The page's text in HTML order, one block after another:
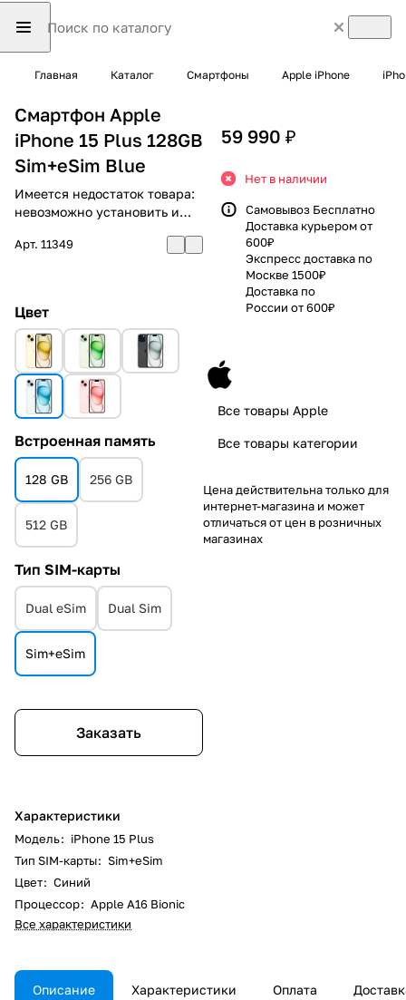
Главная Каталог Смартфоны Apple iPhone
Смартфон Apple
iPhone 15 Plus 128GB
Sim+eSim Blue
Имеется недостаток товара:
невозможно установить и
Арт. 11349
Цвет
Встроенная память
128 GB 256 GB
512 GB
Тип SIM-карты
Dual eSim Dual Sim
Sim+eSim
Заказать
Характеристики
Модель: iPhone 15 Plus
Тип SIM-карты: Sim+eSim
Цвет: Синий
Процессор: Apple A16 Bionic
Все характеристики
59 990 ₽
Нет в наличии
Самовывоз Бесплатно
Доставка курьером от
600₽
Экспресс доставка по
Москве 1500₽
Доставка по
России от 600₽
Все товары Apple
Все товары категории
Цена действительна только для
интернет-магазина и может
отличаться от цен в розничных
магазинах
Описание Характеристики Оплата